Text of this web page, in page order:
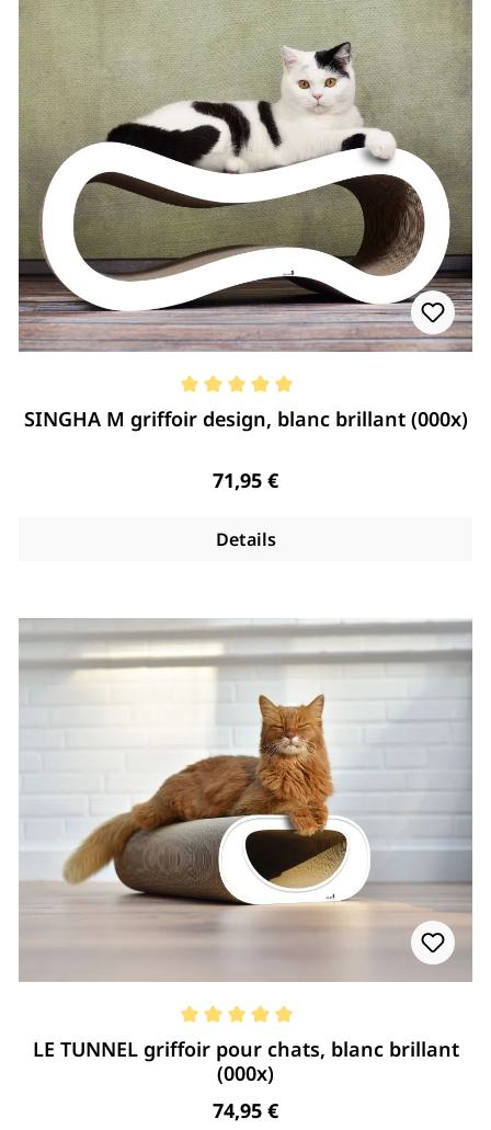
Note moyenne de 5 de 5 étoiles
SINGHA M griffoir design, blanc brillant (000x)
Regulärer Preis:
71,95 €
Details
Note moyenne de 5 de 5 étoiles
LE TUNNEL griffoir pour chats, blanc brillant
(000x)
Regulärer Preis:
74,95 €